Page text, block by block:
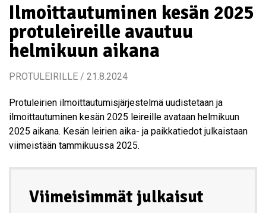
Ilmoittautuminen kesän 2025
protuleireille avautuu
helmikuun aikana
PROTULEIRILLE / 21.8.2024
Protuleirien ilmoittautumisjärjestelmä uudistetaan ja
ilmoittautuminen kesän 2025 leireille avataan helmikuun
2025 aikana. Kesän leirien aika- ja paikkatiedot julkaistaan
viimeistään tammikuussa 2025.
Viimeisimmät julkaisut